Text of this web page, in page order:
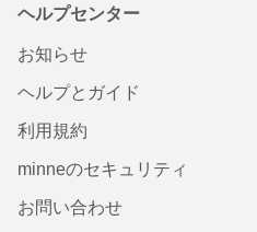
ヘルプセンター
お知らせ
ヘルプとガイド
利用規約
minneのセキュリティ
お問い合わせ